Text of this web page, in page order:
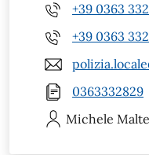
+39 0363
+39 0363
0363332829
Michele